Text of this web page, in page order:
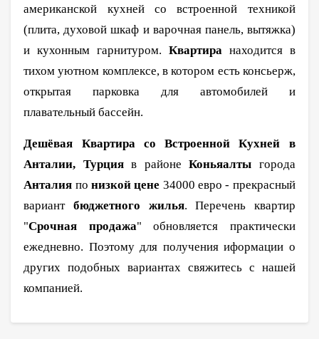
американской кухней со встроенной техникой
(плита, духовой шкаф и варочная панель, вытяжка)
и кухонным гарнитуром. Квартиранаходится в
тихом уютном комплексе, в котором есть консьерж,
открытая парковка для автомобилей и
плавательный бассейн.
Дешёвая Квартира со Встроенной Кухней в
Анталии, Турцияв районеКоньяалты города
Анталия по низкой цене 34000 евро - прекрасный
вариант бюджетного жилья. Перечень квартир
"Срочная продажа" обновляется практически
ежедневно. Поэтому для получения иформации о
других подобных вариантах свяжитесь с нашей
компанией.